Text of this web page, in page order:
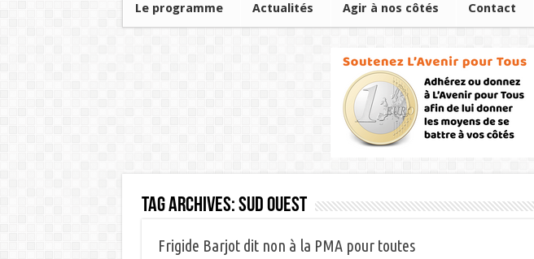
Le programme Actualités Agir à nos côtés Contact
Tag Archives:SUD OUEST
Frigide Barjot dit non à la PMA pour toutes